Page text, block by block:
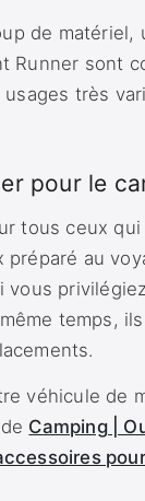
de
Runner sont
très
pour le
tous ceux
au
temps,
véhicule de
Camping |